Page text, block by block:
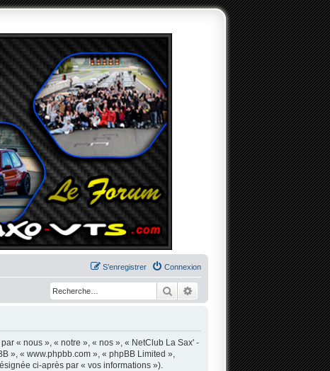
Connexion
S’enregistrer
RechercherRecherche avancée
« nous », « notre », « nos », « NetClub La Sax' -
», « www.phpbb.com », « phpBB Limited »,
ci-après par « vos informations »).